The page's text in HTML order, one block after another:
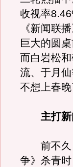
收视率
《新闻联
巨大的圆
而白岩松
流、于月
不想上春晚
主打新
前不久，
争》杀青